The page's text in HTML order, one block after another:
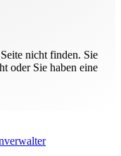
nicht finden. Sie
oder Sie haben eine